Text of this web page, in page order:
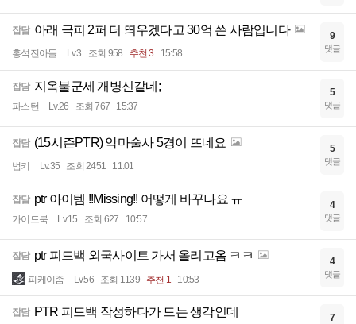
잡담 아래 극피 2퍼 더 띄우겠다고 30억 쓴 사람입니다
홍석진아들 Lv.3 조회 958 추천 3 15:58
9
댓글
잡담 지옥불군세 개병신같네;
파스턴 Lv.26 조회 767 15:37
5
댓글
잡담 (15시즌PTR) 악마술사 5경이 뜨네요
범키 Lv.35 조회 2451 11:01
5
댓글
잡담 ptr 아이템 !!Missing!! 어떻게 바꾸나요 ㅠ
가이드북 Lv.15 조회 627 10:57
4
댓글
잡담 ptr 피드백 외국사이트 가서 올리고옴 ㅋㅋ
피케이좀 Lv.56 조회 1139 추천 1 10:53
4
댓글
잡담 PTR 피드백 작성하다가 드는 생각인데 7